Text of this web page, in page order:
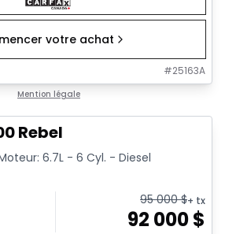
votre achat
#25163A
Mention légale
Rebel
6.7L - 6 Cyl. - Diesel
95 000$+ tx
92 000$